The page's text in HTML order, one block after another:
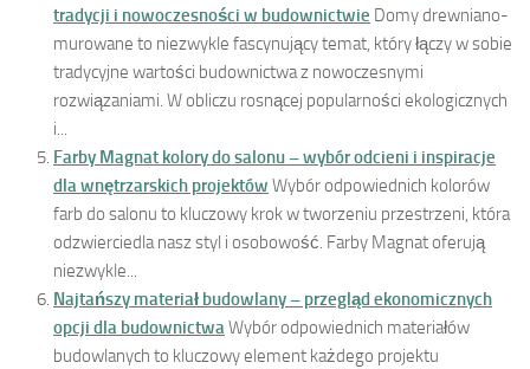
tradycji i nowoczesności w budownictwie Domy drewniano-
murowane to niezwykle fascynujący temat, który łączy w sobie
tradycyjne wartości budownictwa z nowoczesnymi
rozwiązaniami. W obliczu rosnącej popularności ekologicznych
i...
Farby Magnat kolory do salonu – wybór odcieni i inspiracje
dla wnętrzarskich projektów Wybór odpowiednich kolorów
farb do salonu to kluczowy krok w tworzeniu przestrzeni, która
odzwierciedla nasz styl i osobowość. Farby Magnat oferują
niezwykle...
Najtańszy materiał budowlany – przegląd ekonomicznych
opcji dla budownictwaWybór odpowiednich materiałów
budowlanych to kluczowy element każdego projektu